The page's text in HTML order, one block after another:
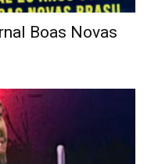
Boas Novas